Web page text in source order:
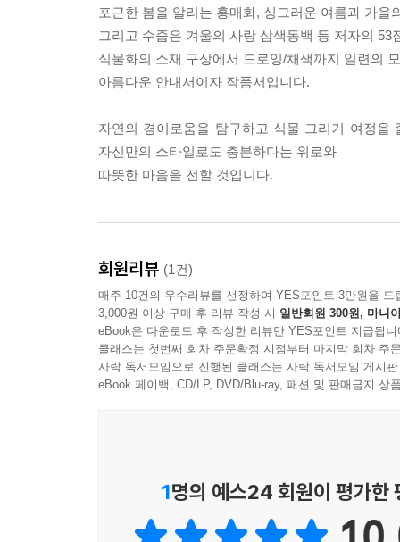
포근한 봄을 알리는 홍매화, 싱그러운 여름과 가을
그리고 수줍은 겨울의 사랑 삼색동백 등 저자의 53
식물화의 소재 구상에서 드로잉/채색까지 일련의
아름다운 안내서이자 작품서입니다.
자연의 경이로움을 탐구하고 식물 그리기 여정
자신만의 스타일로도 충분하다는 위로와
따뜻한 마음을 전할 것입니다.
회원리뷰 (1건)
매주 10건의 우수리뷰를 선정하여 YES포인트 3만원을 드
3,000원 이상 구매 후 리뷰 작성 시 일반회원 300원, 마니
eBook은 다운로드 후 작성한 리뷰만 YES포인트 지급됩니
클래스는 첫번째 회차 주문확정 시점부터 마지막 회차 주
사락 독서모임으로 진행된 클래스는 사락 독서모임 게시
eBook 페이백, CD/LP, DVD/Blu-ray, 패션 및 판매금지 상
1명의 예스24 회원이 평가한